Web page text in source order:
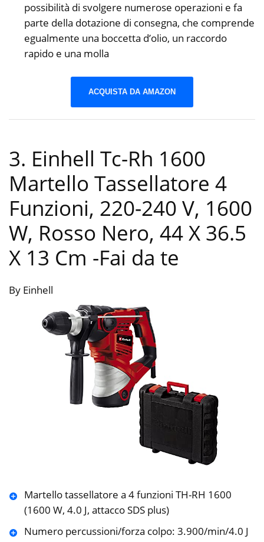
possibilità di svolgere numerose operazioni e fa
parte della dotazione di consegna, che comprende
egualmente una boccetta d’olio, un raccordo
rapido e una molla
ACQUISTA DA AMAZON
3. Einhell Tc-Rh 1600
Martello Tassellatore 4
Funzioni, 220-240 V, 1600
W, Rosso Nero, 44 X 36.5
X 13 Cm -Fai da te
By Einhell
Martello tassellatore a 4 funzioni TH-RH 1600
(1600 W, 4.0 J, attacco SDS plus)
Numero percussioni/forza colpo: 3.900/min/4.0 J